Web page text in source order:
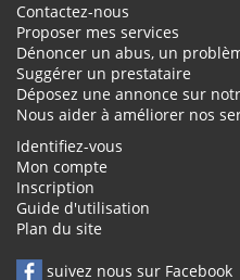
Contactez-nous
Proposer mes services
Dénoncer un abus, un
Suggérer un prestataire
Déposez une annonce sur
Nous aider à améliorer nos
Identifiez-vous
Mon compte
Inscription
Guide d'utilisation
Plan du site
suivez nous sur Facebook